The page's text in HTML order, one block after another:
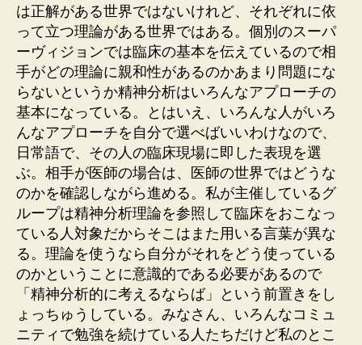
は正解がある世界ではないけれど、それぞれに依
って立つ理論がある世界ではある。個別のスーパ
ーヴィジョンでは臨床の基本を伝えているので相
手がどの理論に親和性があるのかあまり問題にな
らないというか精神分析はいろんなアプローチの
基本になっている。とはいえ、いろんな人がいろ
んなアプローチを自分で選べばいいわけなので、
日常語で、その人の臨床現場に即した表現を選
ぶ。相手が医師の場合は、医師の世界ではどうな
のかを確認しながら進める。私が主催しているグ
ループは精神分析理論を参照して臨床をおこなっ
ている人対象だからそこはまた用いる言葉が異な
る。理論を使うなら自分がそれをどう使っている
のかということに意識的である必要があるので
「精神分析的に考えるならば」という前置きをし
ょっちゅうしている。みなさん、いろんなコミュ
ニティで勉強を続けている人たちだけど私のとこ